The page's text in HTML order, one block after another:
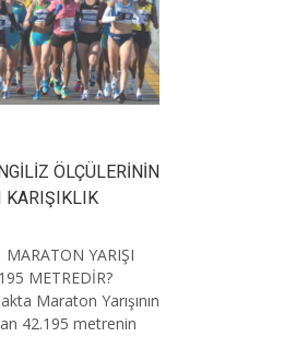
ÖLÇÜLERİNİN
KARIŞIKLIK
MARATON YARIŞI
METREDİR?
Maraton Yarışının
42.195 metrenin